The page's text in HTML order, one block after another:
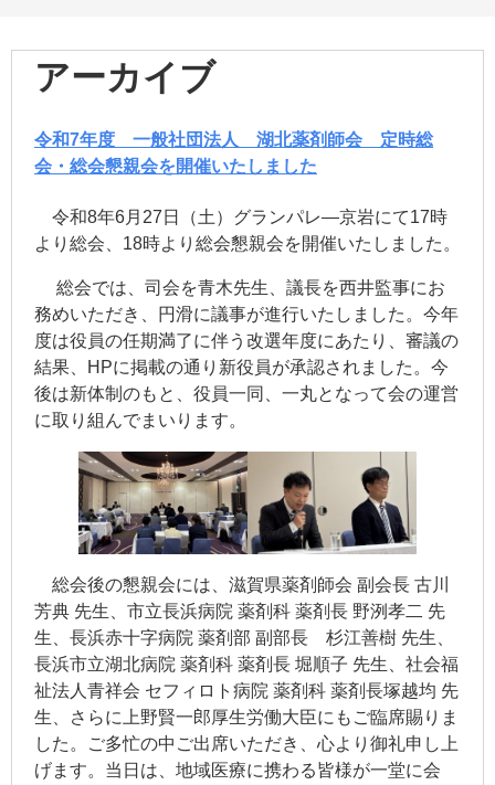
アーカイブ
令和7年度 一般社団法人 湖北薬剤師会 定時総
会・総会懇親会を開催いたしました
令和8年6月27日（土）グランパレ―京岩にて17時
より総会、18時より総会懇親会を開催いたしました。
総会では、司会を青木先生、議長を西井監事にお
務めいただき、円滑に議事が進行いたしました。今年
度は役員の任期満了に伴う改選年度にあたり、審議の
結果、HPに掲載の通り新役員が承認されました。今
後は新体制のもと、役員一同、一丸となって会の運営
に取り組んでまいります。
総会後の懇親会には、滋賀県薬剤師会 副会長 古川
芳典 先生、市立長浜病院 薬剤科 薬剤長 野洌孝二 先
生、長浜赤十字病院 薬剤部 副部長 杉江善樹 先生、
長浜市立湖北病院 薬剤科 薬剤長 堀順子 先生、社会福
祉法人青祥会 セフィロト病院 薬剤科 薬剤長塚越均 先
生、さらに上野賢一郎厚生労働大臣にもご臨席賜りま
した。ご多忙の中ご出席いただき、心より御礼申し上
げます。当日は、地域医療に携わる皆様が一堂に会